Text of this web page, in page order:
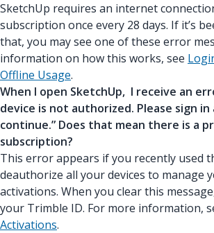
SketchUp requires an internet
subscription once every 28 days. If it’s
that, you may see one of these error
information on how this works, see
Offline Usage.
When I open SketchUp, I receive an
device is not authorized. Please sign in
continue.” Does that mean there is a
subscription?
This error appears if you recently used
deauthorize all your devices to manage
activations. When you clear this
your Trimble ID. For more information,
Activations.